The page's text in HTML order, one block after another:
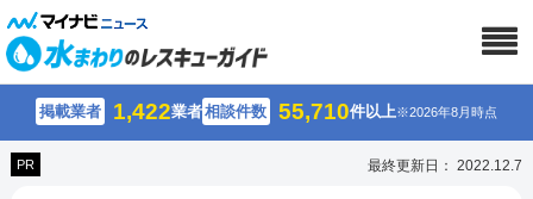
掲載業者 1,422業者相談件数 55,710件以上※2026年8月時点
PR 最終更新日： 2022.12.7